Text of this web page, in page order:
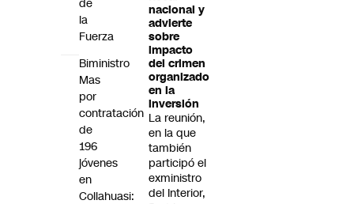
nacional y
advierte
sobre
impacto
del crimen
organizado
en la
inversión
La reunión,
en la que
también
participó el
exministro
del Interior,
de
la
Fuerza
Biministro
Mas
por
contratación
de
196
jóvenes
en
Collahuasi: